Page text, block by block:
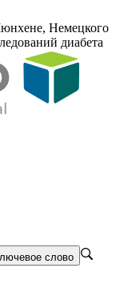
Немецкого
диабета
слово